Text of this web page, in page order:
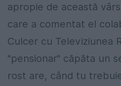
apropie de această
care a comentat el
Culcer cu Televiziunea
"pensionar" căpăta un
rost are, când tu